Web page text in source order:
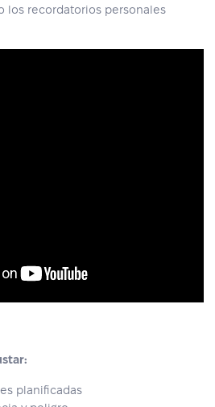
los recordatorios personales
planificadas